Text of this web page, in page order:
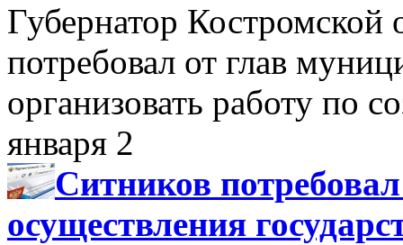
Губернатор Костромской
потребовал от глав
организовать работу по
января 2
Ситников
осуществления